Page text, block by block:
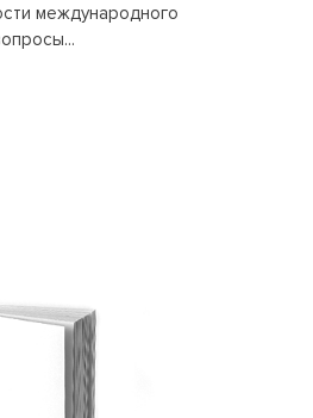
международного